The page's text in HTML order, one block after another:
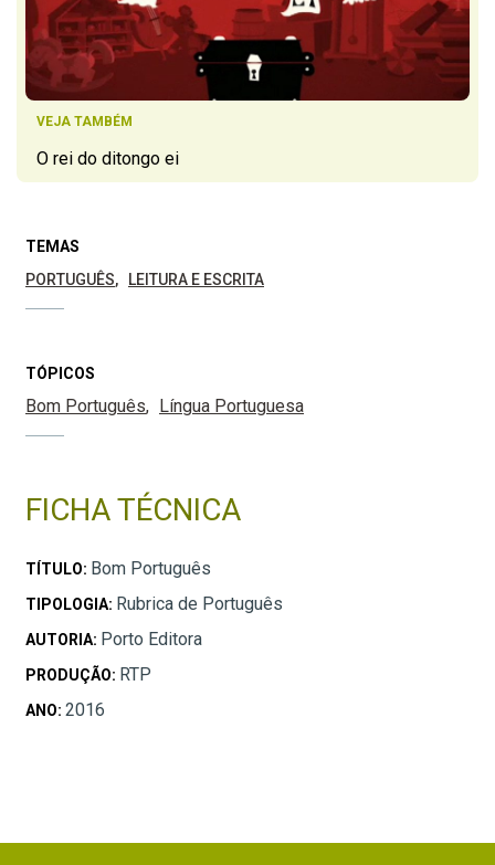
VEJA TAMBÉM
O rei do ditongo ei
TEMAS
PORTUGUÊS
LEITURA E ESCRITA
TÓPICOS
Bom Português Língua Portuguesa
FICHA TÉCNICA
TÍTULO: Bom Português
TIPOLOGIA: Rubrica de Português
AUTORIA: Porto Editora
PRODUÇÃO: RTP
ANO: 2016